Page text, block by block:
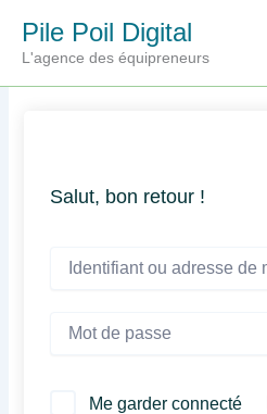
contenu
Pile Poil Digital
L'agence des équipreneurs
Salut, bon retour !
Me garder connecté